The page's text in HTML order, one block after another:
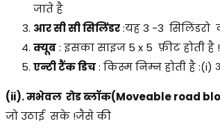
जाते है
आर सी सी सिलिंडर:यह 3 -3 सिलिंडरो
क्यूब: इसका साइज 5 x 5 फ़ीट होती
एन्टी टैंक डिच: किस्म निम्न होती है :(i)
(ii). मभेवल रोड ब्लॉक(Moveable road
जो उठाई सके !जैसे की